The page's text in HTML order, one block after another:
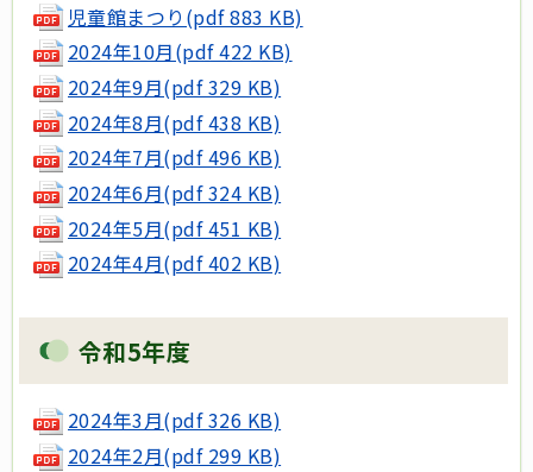
児童館まつり(pdf 883 KB)
2024年10月(pdf 422 KB)
2024年9月(pdf 329 KB)
2024年8月(pdf 438 KB)
2024年7月(pdf 496 KB)
2024年6月(pdf 324 KB)
2024年5月(pdf 451 KB)
2024年4月(pdf 402 KB)
令和5年度
2024年3月(pdf 326 KB)
2024年2月(pdf 299 KB)